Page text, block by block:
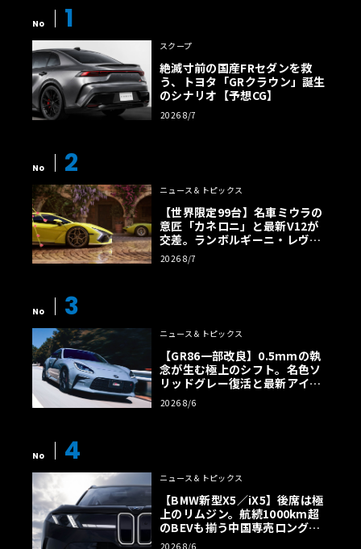
No 1
スクープ
絶滅寸前の国産FRセダンを救
う、トヨタ「GRクラウン」誕生
のシナリオ【予想CG】
2026 8/7
No 2
ニュース＆トピックス
【世界限定99台】名車ミウラの
意匠「カネロニ」と最新V12が
交差。ランボルギーニ・レヴエ
ルトに60周年記念車が登場
2026 8/7
No 3
ニュース＆トピックス
【GR86一部改良】0.5mmの執
念が生む極上のシフト。名色ソ
リッドグレー復活と最新アイサ
イトでFRの極みへ
2026 8/6
No 4
ニュース＆トピックス
【BMW新型X5／iX5】後席は極
上のリムジン。航続1000km超
のBEVも揃う中国専売ロング仕
様の全貌
2026 8/6